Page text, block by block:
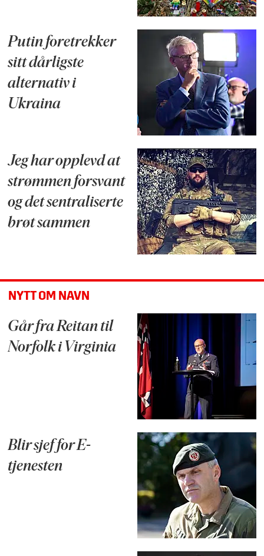
Putin foretrekker
sitt dårligste
alternativ i
Ukraina
Jeg har opplevd at
strømmen forsvant
og det sentraliserte
brøt sammen
NYTT OM NAVN
Går fra Reitan til
Norfolk i Virginia
Blir sjef for E-
tjenesten